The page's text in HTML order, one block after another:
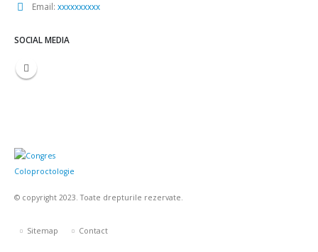
Email: xxxxxxxxxx
SOCIAL MEDIA
© copyright 2023. Toate drepturile rezervate.
Sitemap Contact